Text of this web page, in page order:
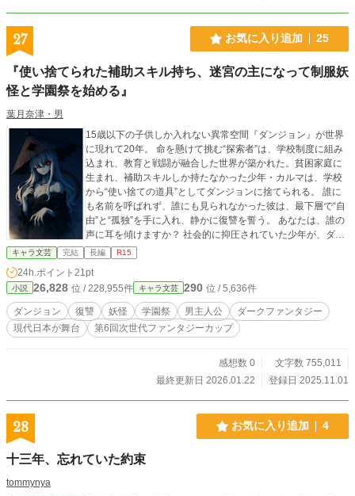
27 お気に入り追加 25
『使い捨てられた補助スキル持ち、迷宮の主になって制服妖
怪と学園祭を始める』
葉月奈津・男
15歳以下の子供しか入れない異常空間『ダンジョン』が世界
に現れて20年。 命を懸けて挑む“探索者”は、学校制度に組み
込まれ、教育と戦闘が融合した世界が築かれた。貧困家庭に
生まれ、補助スキルしか持たなかった少年・カルマは、学校
から“使い捨ての道具”としてダンジョンに捨てられる。 誰に
も名前を呼ばれず、誰にも見られなかった彼は、最下層で“自
由”と“孤独”を手に入れ、静かに復讐を誓う。 あなたは、誰の
声に耳を傾けますか？ 社会的に抑圧されていた少年が、ダン
ジョンマスターとなったことで復讐していく。ダンジョンの
システムが記憶している元仲間のデータ他、『記憶の残骸』
を利用して『妖怪モンスター』を作成。彼女たちとダンジョ
ンを『学園祭会場』に変えていく。そんな話です。人間を妖
怪に変えて仲間とし、抑圧してきていた者たちに反撃してい
きます。 ※全年齢対応とするため、表現を儀式的、抽象的な
ものにしてあります。湾曲な表現となるため、まどろっこし
さい。なお、一部の表現調整にAIを利用しています。
キャラ文芸 完結 長編 R15
24h.ポイント 21pt
小説 26,828 位 / 228,955件 キャラ文芸 290 位 / 5,636件
ダンジョン 復讐 妖怪 学園祭 男主人公
ダークファンタジー
現代日本が舞台
第6回次世代ファンタジーカップ
感想数 0
文字数 755,011
最終更新日 2026.01.22
登録日 2025.11.01
28 お気に入り追加 4
十三年、忘れていた約束
tommynya